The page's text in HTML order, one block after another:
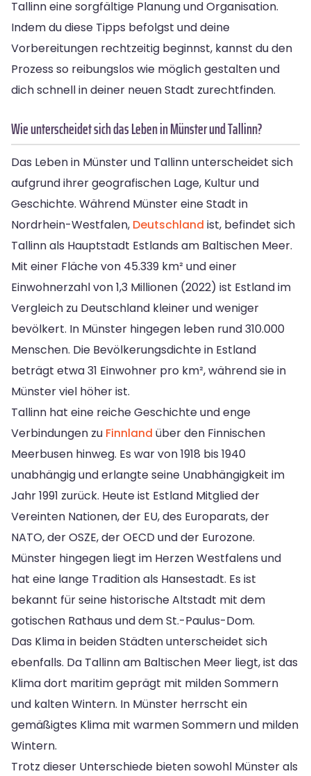
Tallinn eine sorgfältige Planung und Organisation.
Indem du diese Tipps befolgst und deine
Vorbereitungen rechtzeitig beginnst, kannst du den
Prozess so reibungslos wie möglich gestalten und
dich schnell in deiner neuen Stadt zurechtfinden.
Wie unterscheidet sich das Leben in Münster und Tallinn?
Das Leben in Münster und Tallinn unterscheidet sich
aufgrund ihrer geografischen Lage, Kultur und
Geschichte. Während Münster eine Stadt in
Nordrhein-Westfalen, Deutschland ist, befindet sich
Tallinn als Hauptstadt Estlands am Baltischen Meer.
Mit einer Fläche von 45.339 km² und einer
Einwohnerzahl von 1,3 Millionen (2022) ist Estland im
Vergleich zu Deutschland kleiner und weniger
bevölkert. In Münster hingegen leben rund 310.000
Menschen. Die Bevölkerungsdichte in Estland
beträgt etwa 31 Einwohner pro km², während sie in
Münster viel höher ist.
Tallinn hat eine reiche Geschichte und enge
Verbindungen zu Finnland über den Finnischen
Meerbusen hinweg. Es war von 1918 bis 1940
unabhängig und erlangte seine Unabhängigkeit im
Jahr 1991 zurück. Heute ist Estland Mitglied der
Vereinten Nationen, der EU, des Europarats, der
NATO, der OSZE, der OECD und der Eurozone.
Münster hingegen liegt im Herzen Westfalens und
hat eine lange Tradition als Hansestadt. Es ist
bekannt für seine historische Altstadt mit dem
gotischen Rathaus und dem St.-Paulus-Dom.
Das Klima in beiden Städten unterscheidet sich
ebenfalls. Da Tallinn am Baltischen Meer liegt, ist das
Klima dort maritim geprägt mit milden Sommern
und kalten Wintern. In Münster herrscht ein
gemäßigtes Klima mit warmen Sommern und milden
Wintern.
Trotz dieser Unterschiede bieten sowohl Münster als